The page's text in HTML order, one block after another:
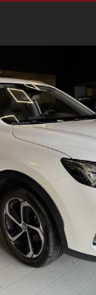
e straordinaria
A GUSCIO